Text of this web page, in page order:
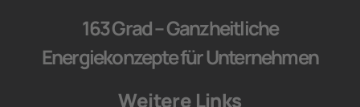
163 Grad – Ganzheitliche
Energiekonzepte für Unternehmen
Weitere Links